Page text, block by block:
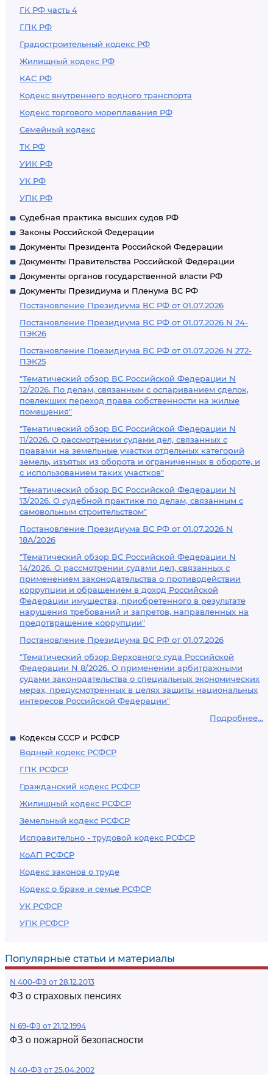
ГК РФ часть 4
ГПК РФ
Градостроительный кодекс РФ
Жилищный кодекс РФ
КАС РФ
Кодекс внутреннего водного транспорта
Кодекс торгового мореплавания РФ
Семейный кодекс
ТК РФ
УИК РФ
УК РФ
УПК РФ
Судебная практика высших судов РФ
Законы Российской Федерации
Документы Президента Российской Федерации
Документы Правительства Российской Федерации
Документы органов государственной власти РФ
Документы Президиума и Пленума ВС РФ
Постановление Президиума ВС РФ от 01.07.2026
Постановление Президиума ВС РФ от 01.07.2026 N 24-
ПЭК26
Постановление Президиума ВС РФ от 01.07.2026 N 272-
ПЭК25
"Тематический обзор ВС Российской Федерации N
12/2026. По делам, связанным с оспариванием сделок,
повлекших переход права собственности на жилые
помещения"
"Тематический обзор ВС Российской Федерации N
11/2026. О рассмотрении судами дел, связанных с
правами на земельные участки отдельных категорий
земель, изъятых из оборота и ограниченных в обороте, и
с использованием таких участков"
"Тематический обзор ВС Российской Федерации N
13/2026. О судебной практике по делам, связанным с
самовольным строительством"
Постановление Президиума ВС РФ от 01.07.2026 N
18А/2026
"Тематический обзор ВС Российской Федерации N
14/2026. О рассмотрении судами дел, связанных с
применением законодательства о противодействии
коррупции и обращением в доход Российской
Федерации имущества, приобретенного в результате
нарушения требований и запретов, направленных на
предотвращение коррупции"
Постановление Президиума ВС РФ от 01.07.2026
"Тематический обзор Верховного суда Российской
Федерации N 8/2026. О применении арбитражными
судами законодательства о специальных экономических
мерах, предусмотренных в целях защиты национальных
интересов Российской Федерации"
Подробнее...
Кодексы СССР и РСФСР
Водный кодекс РСФСР
ГПК РСФСР
Гражданский кодекс РСФСР
Жилищный кодекс РСФСР
Земельный кодекс РСФСР
Исправительно - трудовой кодекс РСФСР
КоАП РСФСР
Кодекс законов о труде
Кодекс о браке и семье РСФСР
УК РСФСР
УПК РСФСР
Популярные статьи и материалы
N 400-ФЗ от 28.12.2013
ФЗ о страховых пенсиях
N 69-ФЗ от 21.12.1994
ФЗ о пожарной безопасности
N 40-ФЗ от 25.04.2002